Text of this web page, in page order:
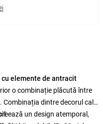
elemente de antracit
o combinație plăcută între
dintre decorul cald
un design atemporal,